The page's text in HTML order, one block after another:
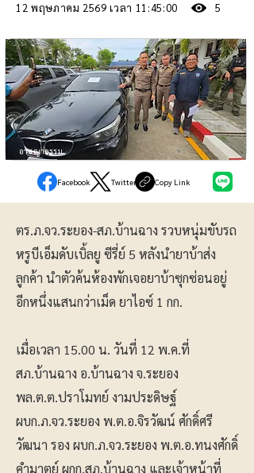
12 พฤษภาคม 2569 เวลา 11:45:00 5
อาชญากรรม
Facebook Twitter Copy Link
ตร.ภ.จว.ระยอง-สภ.บ้านฉาง รวบหนุ่มขับรถ
หรูบีเอ็มดับเบิ้ลยู ซีรี่ย์ 5 หลังนำยาบ้าส่ง
ลูกค้า นำตัวค้นห้องพักเจอยาบ้าซุกซ่อนอยู่
อีกหนึ่งแสนกว่าเม็ด ยาไอซ์ 1 กก.
เมื่อเวลา 15.00 น. วันที่ 12 พ.ค.ที่
สภ.บ้านฉาง อ.บ้านฉาง จ.ระยอง
พล.ต.ต.ปราโมทย์ งามประดิษฐ์
ผบก.ภ.จว.ระยอง พ.ต.อ.จิรวัฒน์ ศักดิ์ศรี
วัฒนา รอง ผบก.ภ.จว.ระยอง พ.ต.อ.ทนงศักดิ์
คำมาตย์ ผกก.สภ.บ้านฉาง และเจ้าหน้าที่